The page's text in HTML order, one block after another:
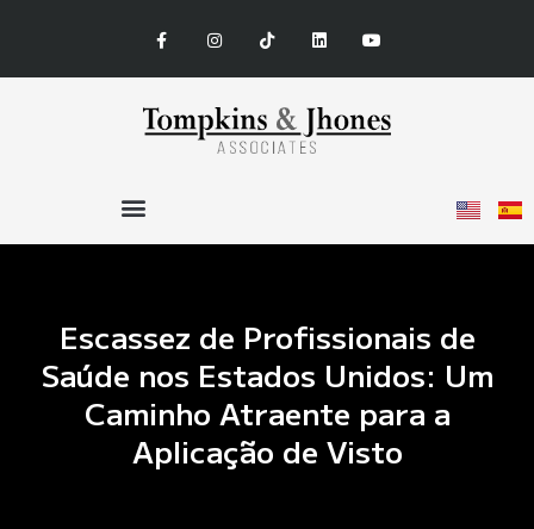
Escassez de Profissionais de
Saúde nos Estados Unidos: Um
Caminho Atraente para a
Aplicação de Visto